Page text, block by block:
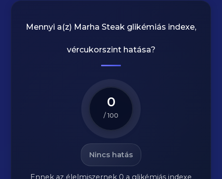
Mennyi a(z) Marha Steak glikémiás indexe,
vércukorszint hatása?
0
/ 100
Nincs hatás
Ennek az élelmiszernek 0 a glikémiás indexe